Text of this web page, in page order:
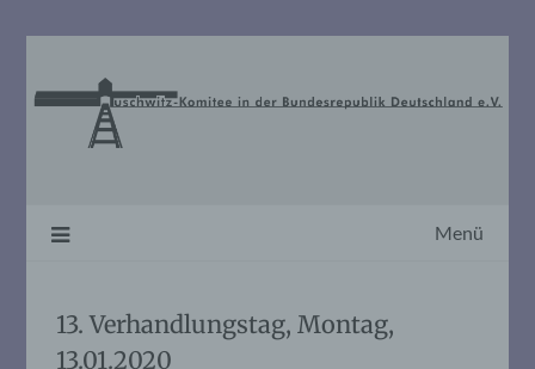
Menü
13. Verhandlungstag, Montag,
13.01.2020